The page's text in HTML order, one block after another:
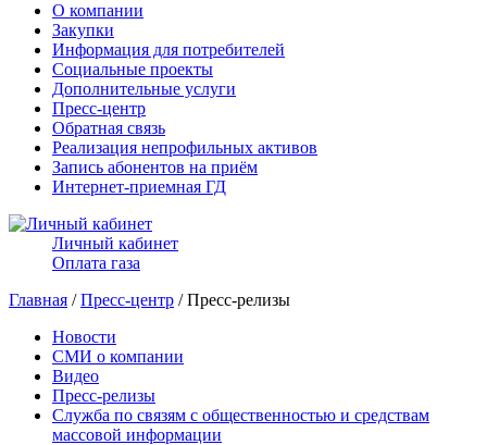
О компании
Закупки
Информация для потребителей
Социальные проекты
Дополнительные услуги
Пресс-центр
Обратная связь
Реализация непрофильных активов
Запись абонентов на приём
Интернет-приемная ГД
Личный кабинет
Оплата газа
Главная /Пресс-центр / Пресс-релизы
Новости
СМИ о компании
Видео
Пресс-релизы
Служба по связям с общественностью и средствам
массовой информации